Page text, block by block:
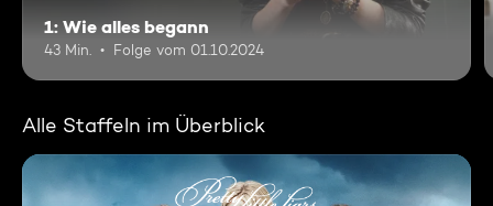
1: Wie alles begann
43 Min. Folge vom 01.10.2024
Alle Staffeln im Überblick